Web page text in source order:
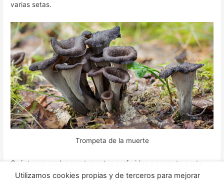
varias setas.
Trompeta de la muerte
Cuéntanos cuales son tus setas preferidas y como te gusta
prepararlas. ¿Tienes algún truco especial?
Utilizamos cookies propias y de terceros para mejorar